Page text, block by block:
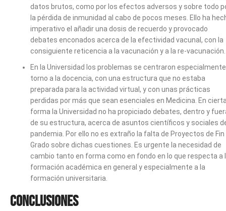
datos brutos, como por los efectos adversos y sobre todo
la pérdida de inmunidad al cabo de pocos meses. Ello ha
imperativo el añadir una dosis de recuerdo y provocado
debates enconados acerca de la efectividad vacunal, con la
consiguiente reticencia a la vacunación y a la re-vacunación.
En la Universidad los problemas se centraron
torno a la docencia, con una estructura que no estaba
preparada para la actividad virtual, y con unas prácticas
perdidas por más que sean esenciales en Medicina. En
forma la Universidad no ha propiciado debates, dentro y
de su estructura, acerca de asuntos científicos y sociales
pandemia. Por ello no es extraño la falta de Proyectos de Fin
Grado sobre dichas cuestiones. Es urgente la necesidad de
cambio tanto en forma como en fondo en lo que respecta a
formación académica en general y especialmente a la
formación universitaria.
Conclusiones